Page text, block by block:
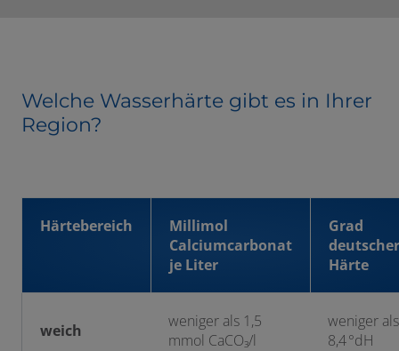
Welche Wasserhärte gibt es in Ihrer
Region?
Härtebereich
Millimol
Calciumcarbonat
je Liter
Grad
deutscher
Härte
weich
weniger als 1,5
mmol CaCO₃/l
weniger als
8,4 °dH